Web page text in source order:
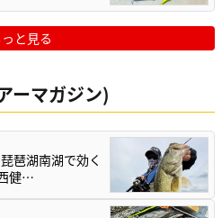
と見る
ーマガジン)
琶湖南湖で効く
健…